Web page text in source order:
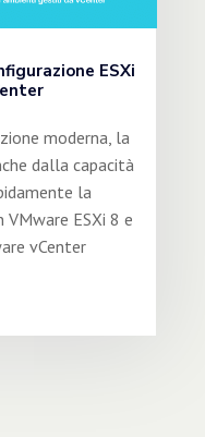
ESXi
moderna, la
dalla capacità
la
ESXi 8 e
vCenter